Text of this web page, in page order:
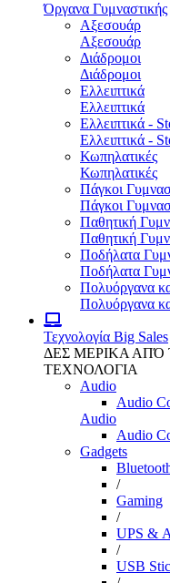
Όργανα Γυμναστικής
Αξεσουάρ
Αξεσουάρ
Διάδρομοι
Διάδρομοι
Ελλειπτικά
Ελλειπτικά
Ελλειπτικά -
Ελλειπτικά -
Κωπηλατικές
Κωπηλατικές
Πάγκοι
Πάγκοι
Παθητική
Παθητική
Ποδήλατα
Ποδήλατα
Πολυόργανα
Πολυόργανα
Τεχνολογία Big Sales
ΔΕΣ ΜΕΡΙΚΑ ΑΠΌ
ΤΕΧΝΟΛΟΓΙΑ
Audio
Audio
Audio
Audio
Gadgets
/
Gaming
/
UPS &
/
USB